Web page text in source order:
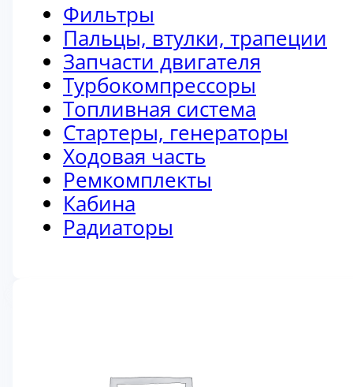
Фильтры
Пальцы, втулки, трапеции
Запчасти двигателя
Турбокомпрессоры
Топливная система
Стартеры, генераторы
Ходовая часть
Ремкомплекты
Кабина
Радиаторы